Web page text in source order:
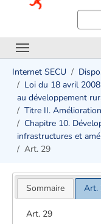
Internet SECU
Loi du 18 avril
au développement
Titre II.
Chapitre 10.
infrastructures et
Art. 29
Sommaire Art.
Art. 29